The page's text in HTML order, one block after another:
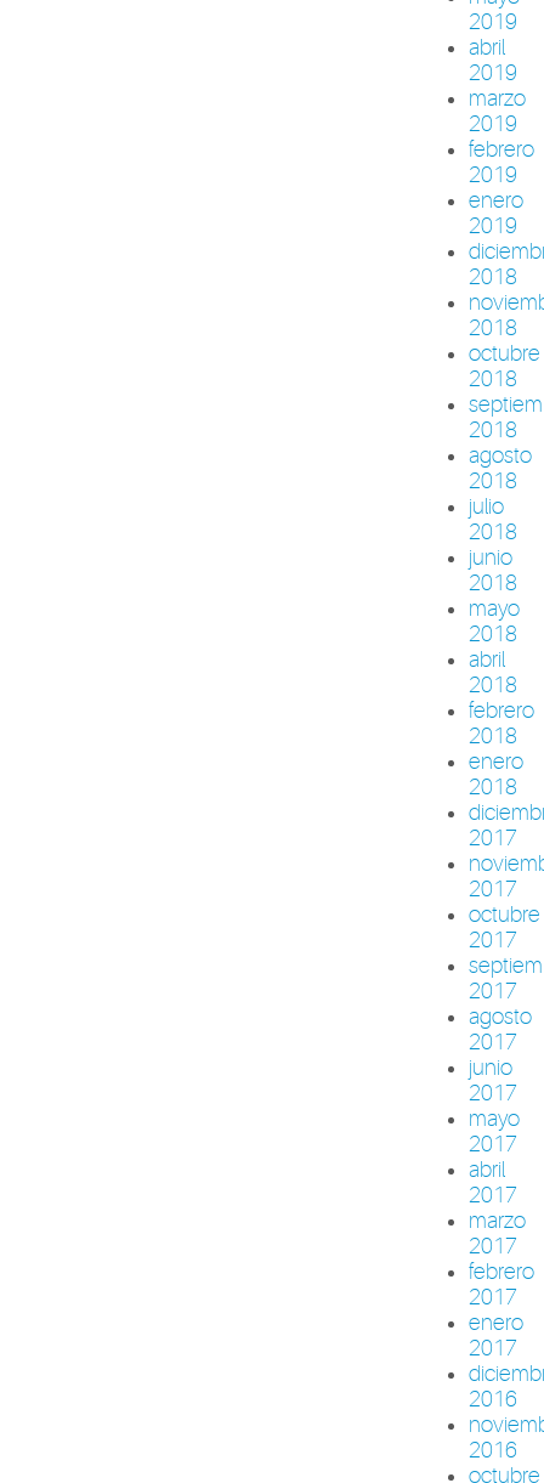
2019
abril
2019
marzo
2019
febrero
2019
enero
2019
2018
2018
octubre
2018
2018
agosto
2018
julio
2018
junio
2018
mayo
2018
abril
2018
febrero
2018
enero
2018
2017
2017
octubre
2017
2017
agosto
2017
junio
2017
mayo
2017
abril
2017
marzo
2017
febrero
2017
enero
2017
2016
2016
octubre